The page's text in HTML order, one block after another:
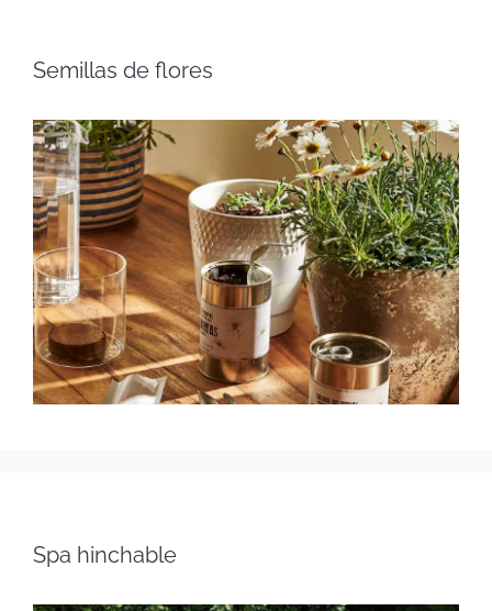
Semillas de flores
Spa hinchable